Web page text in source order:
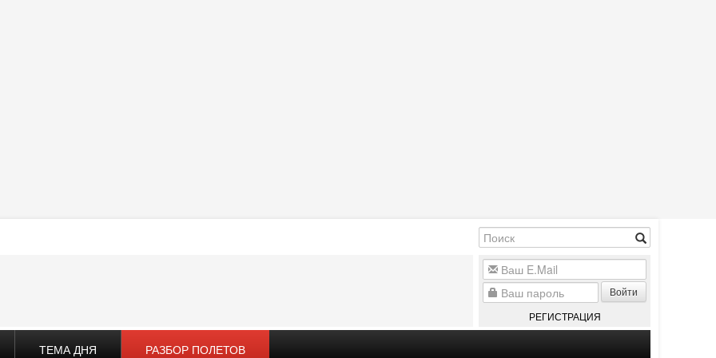
Войти
РЕГИСТРАЦИЯ
ТЕМА ДНЯ РАЗБОР ПОЛЕТОВ